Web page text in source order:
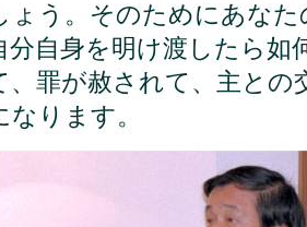
ょう。そのためにあな
分自身を明け渡したら如
、罪が赦されて、主との
ります。